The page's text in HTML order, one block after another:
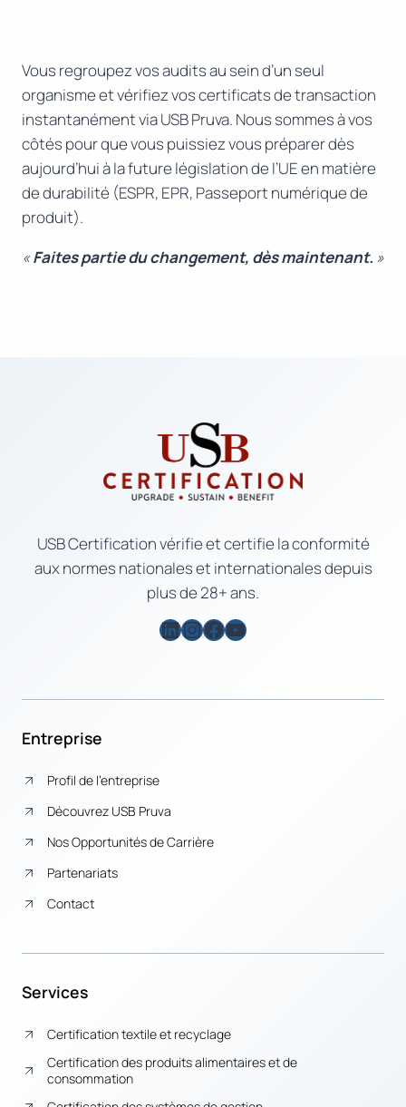
Vous regroupez vos audits au sein d’un seul
organisme et vérifiez vos certificats de transaction
instantanément via USB Pruva. Nous sommes à vos
côtés pour que vous puissiez vous préparer dès
aujourd’hui à la future législation de l’UE en matière
de durabilité (ESPR, EPR, Passeport numérique de
produit).
«Faites partie du changement, dès maintenant. »
USB Certification vérifie et certifie la conformité
aux normes nationales et internationales depuis
plus de 28+ ans.
LinkedIn
Instagram
Facebook
YouTube
Entreprise
Profil de l’entreprise
Découvrez USB Pruva
Nos Opportunités de Carrière
Partenariats
Contact
Services
Certification textile et recyclage
Certification des produits alimentaires et de
consommation